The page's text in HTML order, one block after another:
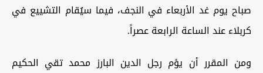
صباح يوم غد الأربعاء في النجف، فيما سيُقام التشييع في
كربلاء عند الساعة الرابعة عصراً.
ومن المقرر أن يؤم رجل الدين البارز محمد تقي الحكيم